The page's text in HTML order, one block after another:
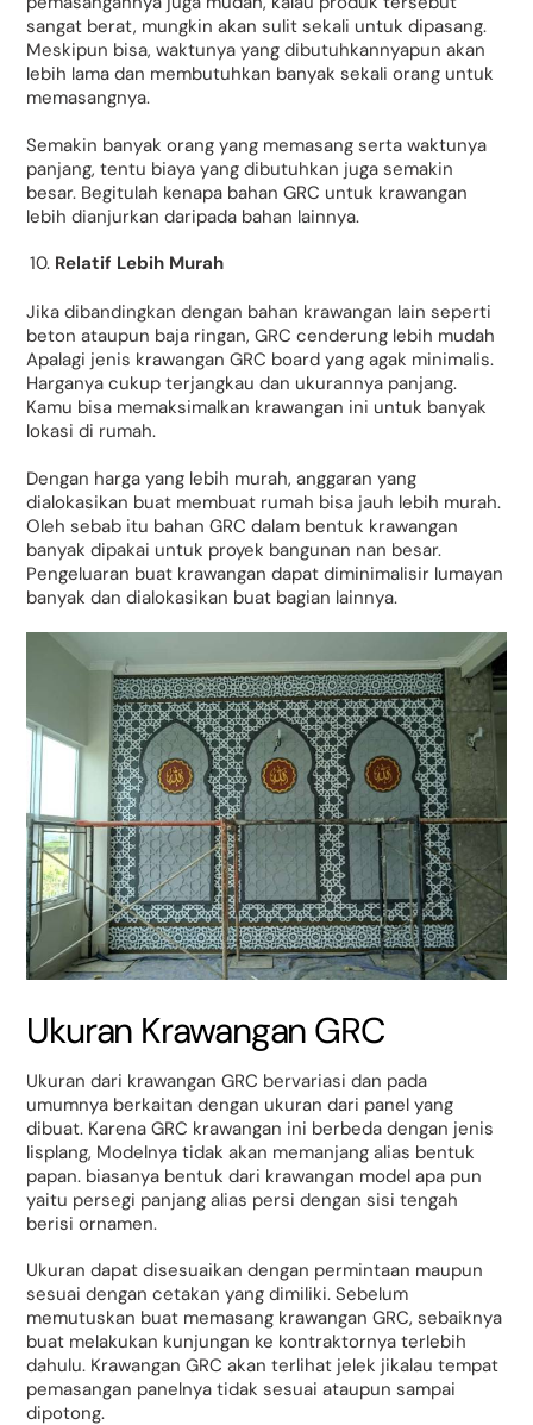
sangat berat, mungkin akan sulit sekali untuk dipasang.
Meskipun bisa, waktunya yang dibutuhkannyapun akan
lebih lama dan membutuhkan banyak sekali orang untuk
memasangnya.
Semakin banyak orang yang memasang serta waktunya
panjang, tentu biaya yang dibutuhkan juga semakin
besar. Begitulah kenapa bahan GRC untuk krawangan
lebih dianjurkan daripada bahan lainnya.
Relatif Lebih Murah
Jika dibandingkan dengan bahan krawangan lain seperti
beton ataupun baja ringan, GRC cenderung lebih mudah
Apalagi jenis krawangan GRC board yang agak minimalis.
Harganya cukup terjangkau dan ukurannya panjang.
Kamu bisa memaksimalkan krawangan ini untuk banyak
lokasi di rumah.
Dengan harga yang lebih murah, anggaran yang
dialokasikan buat membuat rumah bisa jauh lebih murah.
Oleh sebab itu bahan GRC dalam bentuk krawangan
banyak dipakai untuk proyek bangunan nan besar.
Pengeluaran buat krawangan dapat diminimalisir lumayan
banyak dan dialokasikan buat bagian lainnya.
Ukuran Krawangan GRC
Ukuran dari krawangan GRC bervariasi dan pada
umumnya berkaitan dengan ukuran dari panel yang
dibuat. Karena GRC krawangan ini berbeda dengan jenis
lisplang, Modelnya tidak akan memanjang alias bentuk
papan. biasanya bentuk dari krawangan model apa pun
yaitu persegi panjang alias persi dengan sisi tengah
berisi ornamen.
Ukuran dapat disesuaikan dengan permintaan maupun
sesuai dengan cetakan yang dimiliki. Sebelum
memutuskan buat memasang krawangan GRC, sebaiknya
buat melakukan kunjungan ke kontraktornya terlebih
dahulu. Krawangan GRC akan terlihat jelek jikalau tempat
pemasangan panelnya tidak sesuai ataupun sampai
dipotong.